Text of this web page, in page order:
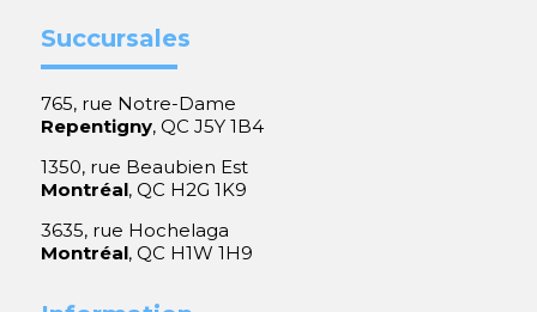
Succursales
765, rue Notre-Dame
Repentigny, QC J5Y 1B4
1350, rue Beaubien Est
Montréal, QC H2G 1K9
3635, rue Hochelaga
Montréal, QC H1W 1H9